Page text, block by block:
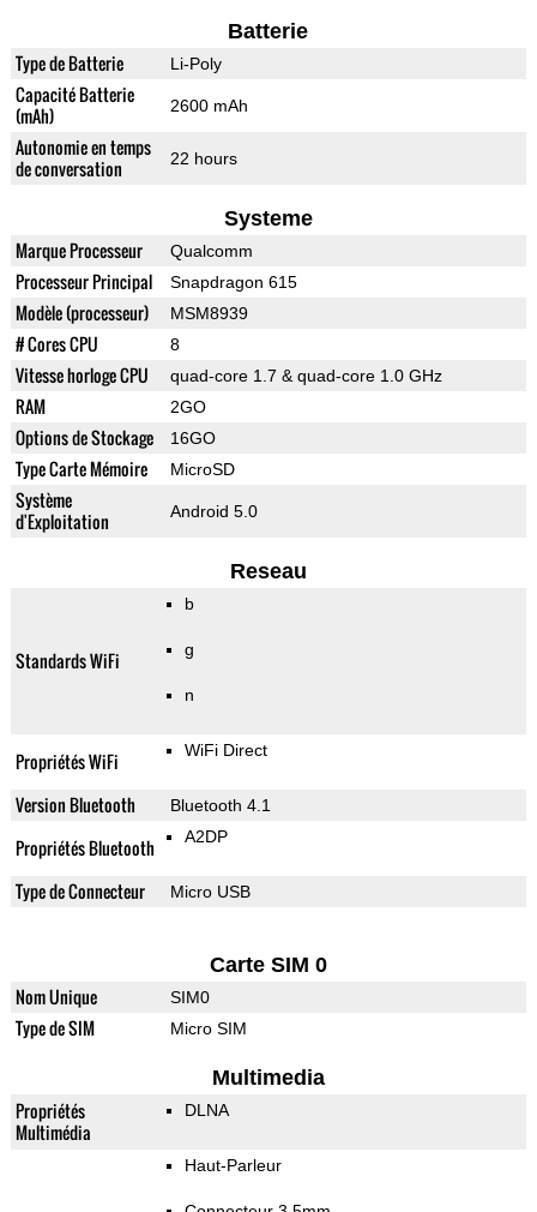
Batterie
Type de Batterie Li-Poly
Capacité Batterie
(mAh)
2600 mAh
Autonomie en temps
de conversation
22 hours
Systeme
Marque Processeur Qualcomm
Processeur Principal Snapdragon 615
Modèle (processeur) MSM8939
# Cores CPU 8
Vitesse horloge CPU quad-core 1.7 & quad-core 1.0 GHz
RAM 2GO
Options de Stockage 16GO
Type Carte Mémoire MicroSD
Système
d'Exploitation
Android 5.0
Reseau
Standards WiFi
b
g
n
Propriétés WiFi WiFi Direct
Version Bluetooth Bluetooth 4.1
Propriétés Bluetooth A2DP
Type de Connecteur Micro USB
Carte SIM 0
Nom Unique SIM0
Type de SIM Micro SIM
Multimedia
Propriétés
Multimédia
DLNA
Haut-Parleur